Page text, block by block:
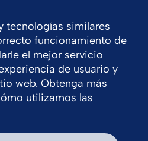
tecnologías similares
funcionamiento de
el mejor servicio
de usuario y
web. Obtenga más
utilizamos las